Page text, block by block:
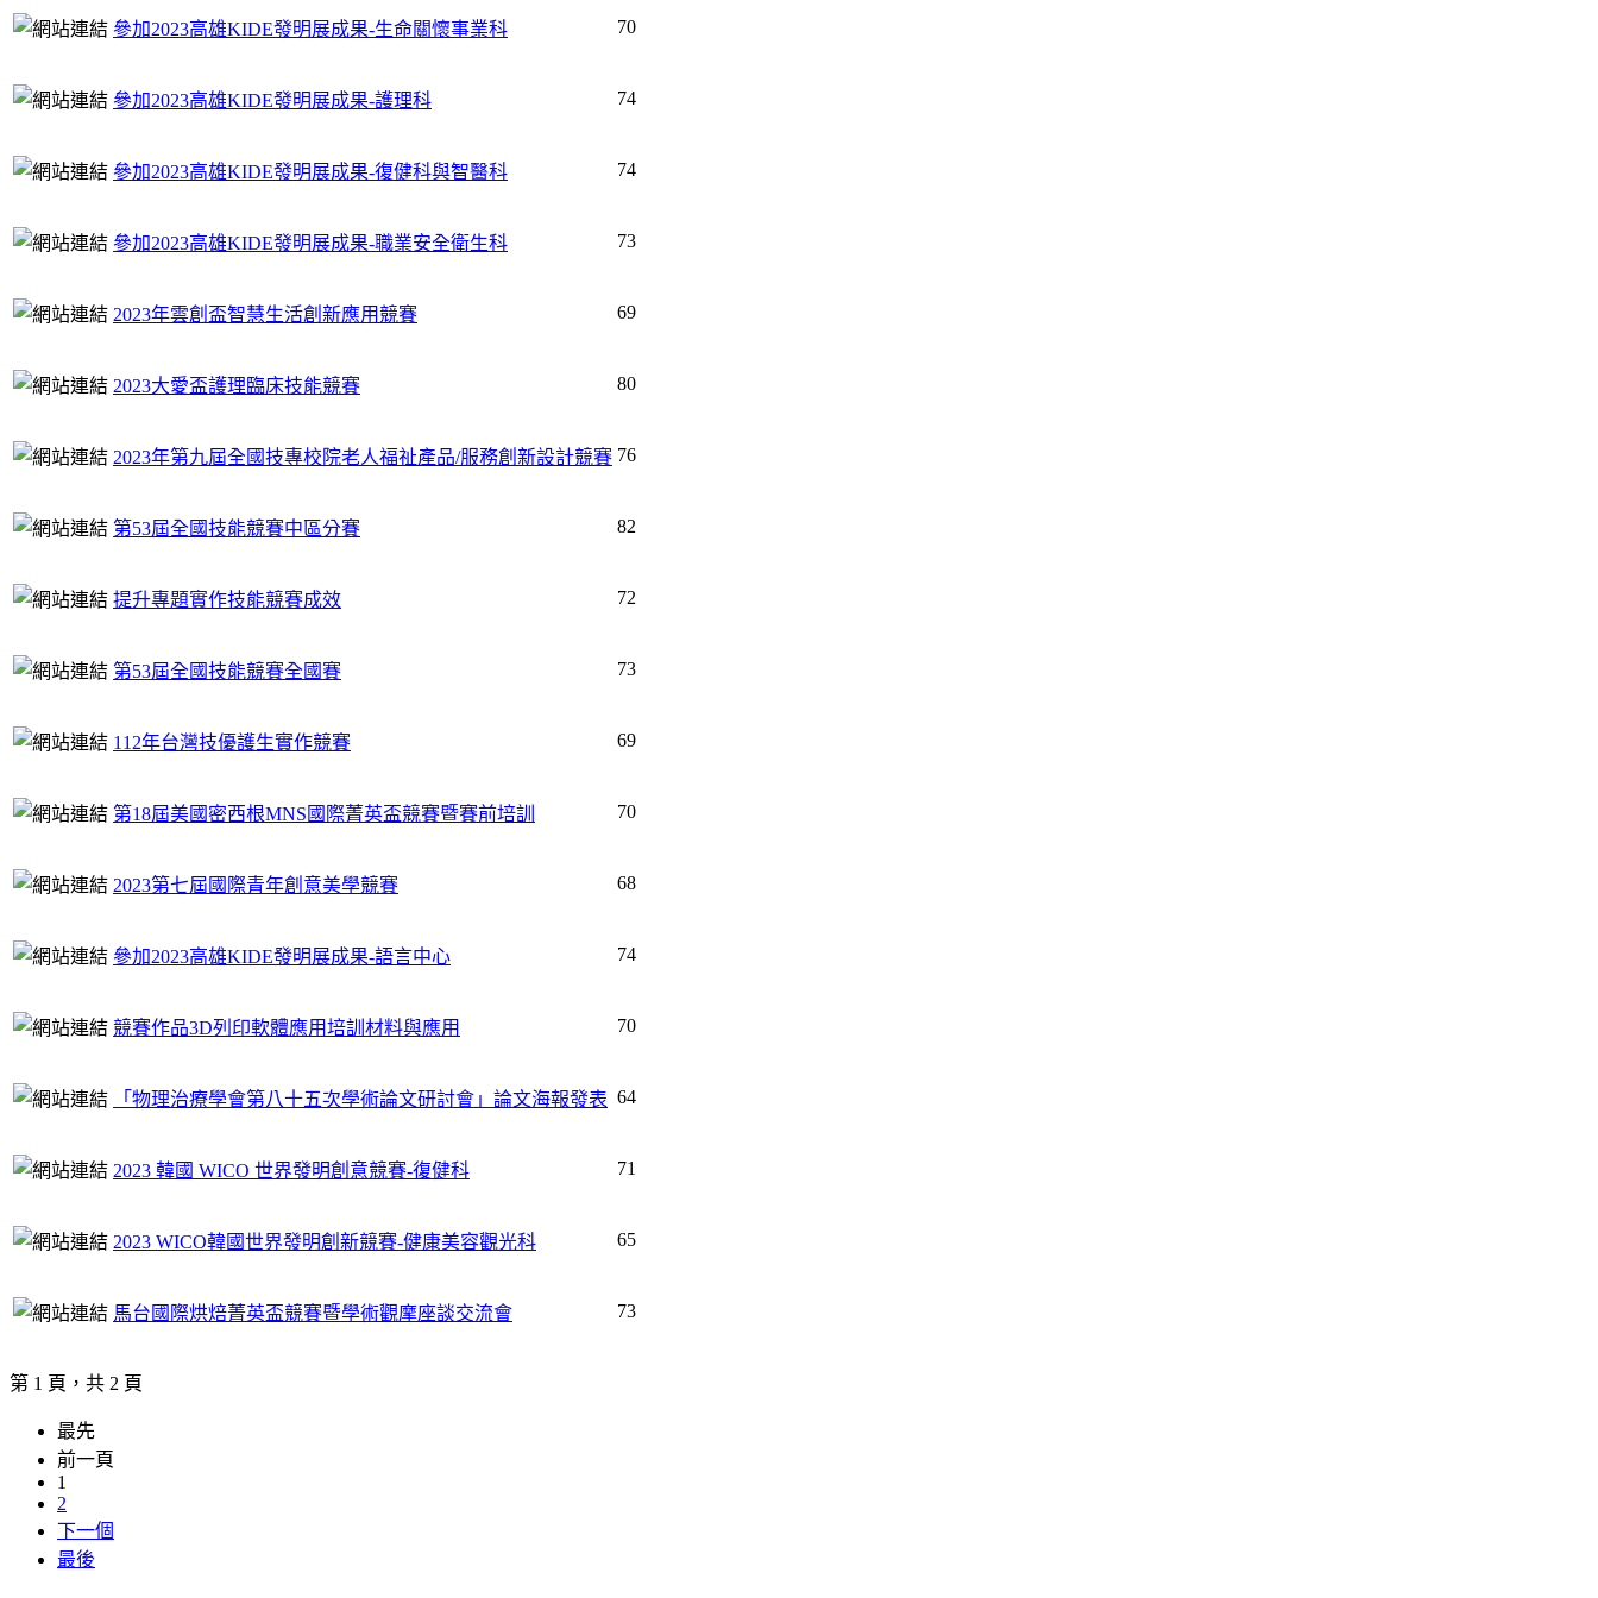
參加2023高雄KIDE發明展成果-生命關懷事業科 70
參加2023高雄KIDE發明展成果-護理科 74
參加2023高雄KIDE發明展成果-復健科與智醫科 74
參加2023高雄KIDE發明展成果-職業安全衛生科 73
2023年雲創盃智慧生活創新應用競賽 69
2023大愛盃護理臨床技能競賽 80
2023年第九屆全國技專校院老人福祉產品/服務創新設計競賽 76
第53屆全國技能競賽中區分賽 82
提升專題實作技能競賽成效 72
第53屆全國技能競賽全國賽 73
112年台灣技優護生實作競賽 69
第18屆美國密西根MNS國際菁英盃競賽暨賽前培訓 70
2023第七屆國際青年創意美學競賽 68
參加2023高雄KIDE發明展成果-語言中心 74
競賽作品3D列印軟體應用培訓材料與應用 70
「物理治療學會第八十五次學術論文研討會」論文海報發表 64
2023 韓國 WICO 世界發明創意競賽-復健科 71
2023 WICO韓國世界發明創新競賽-健康美容觀光科 65
馬台國際烘焙菁英盃競賽暨學術觀摩座談交流會 73
第 1 頁，共 2 頁
最先
前一頁
1
2
下一個
最後